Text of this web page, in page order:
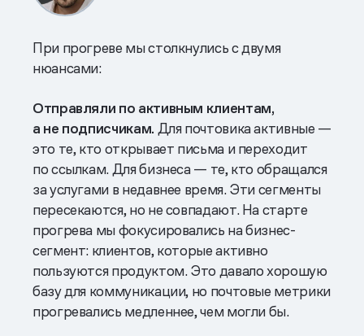
При прогреве мы столкнулись с двумя
нюансами:
Отправляли по активным клиентам,
а не подписчикам. Для почтовика активные —
это те, кто открывает письма и переходит
по ссылкам. Для бизнеса — те, кто обращался
за услугами в недавнее время. Эти сегменты
пересекаются, но не совпадают. На старте
прогрева мы фокусировались на бизнес-
сегмент: клиентов, которые активно
пользуются продуктом. Это давало хорошую
базу для коммуникации, но почтовые метрики
прогревались медленнее, чем могли бы.